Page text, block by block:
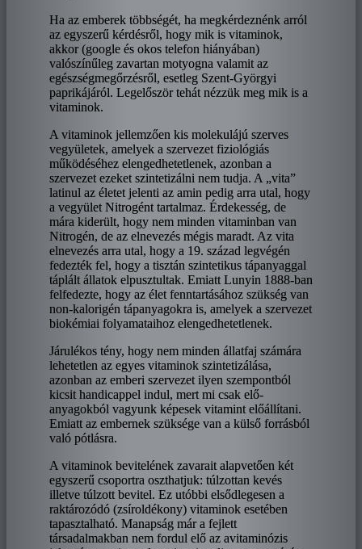
Ha az emberek többségét, ha megkérdeznénk arról
az egyszerű kérdésről, hogy mik is vitaminok,
akkor (google és okos telefon hiányában)
valószínűleg zavartan motyogna valamit az
egészségmegőrzésről, esetleg Szent-Györgyi
paprikájáról. Legelőször tehát nézzük meg mik is a
vitaminok.
A vitaminok jellemzően kis molekulájú szerves
vegyületek, amelyek a szervezet fiziológiás
működéséhez elengedhetetlenek, azonban a
szervezet ezeket szintetizálni nem tudja. A „vita”
latinul az életet jelenti az amin pedig arra utal, hogy
a vegyület Nitrogént tartalmaz. Érdekesség, de
mára kiderült, hogy nem minden vitaminban van
Nitrogén, de az elnevezés mégis maradt. Az vita
elnevezés arra utal, hogy a 19. század legvégén
fedezték fel, hogy a tisztán szintetikus tápanyaggal
táplált állatok elpusztultak. Emiatt Lunyin 1888-ban
felfedezte, hogy az élet fenntartásához szükség van
non-kalorigén tápanyagokra is, amelyek a szervezet
biokémiai folyamataihoz elengedhetetlenek.
Járulékos tény, hogy nem minden állatfaj számára
lehetetlen az egyes vitaminok szintetizálása,
azonban az emberi szervezet ilyen szempontból
kicsit handicappel indul, mert mi csak elő-
anyagokból vagyunk képesek vitamint előállítani.
Emiatt az embernek szüksége van a külső forrásból
való pótlásra.
A vitaminok bevitelének zavarait alapvetően két
egyszerű csoportra oszthatjuk: túlzottan kevés
illetve túlzott bevitel. Ez utóbbi elsődlegesen a
raktározódó (zsíroldékony) vitaminok esetében
tapasztalható. Manapság már a fejlett
társadalmakban nem fordul elő az avitaminózis